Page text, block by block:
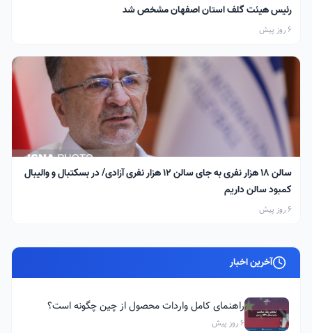
رئیس هیئت گلف استان اصفهان مشخص شد
6 روز پیش
سالن ۱۸ هزار نفری به جای سالن ۱۲ هزار نفری آزادی/ در بسکتبال و والیبال
کمبود سالن داریم
6 روز پیش
آخرین اخبار
راهنمای کامل واردات محصول از چین چگونه است؟
6 روز پیش